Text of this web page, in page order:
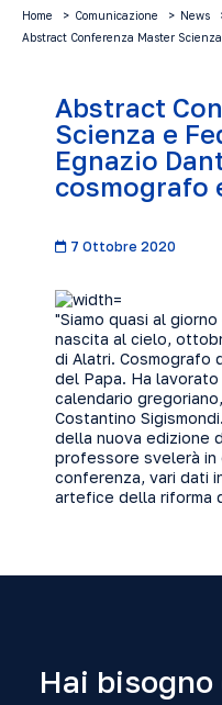
Home Comunicazione
News
Abstract Conferenza Master
Abstract
Scienza e
Egnazio
cosmografo
7 Ottobre 2020
"Siamo quasi al
nascita al cielo,
di Alatri. Cosmografo
del Papa. Ha
calendario
Costantino
della nuova edizione
professore svelerà in
conferenza, vari dati
artefice della riforma
Hai